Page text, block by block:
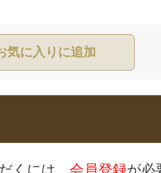
気に入りに追加